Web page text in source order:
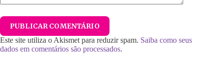
PUBLICAR COMENTÁRIO
Este site utiliza o Akismet para reduzir spam. Saiba como seus
dados em comentários são processados.